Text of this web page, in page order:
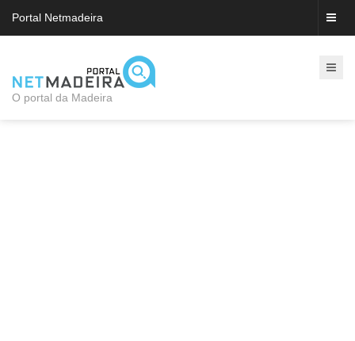
Portal Netmadeira
O portal da Madeira